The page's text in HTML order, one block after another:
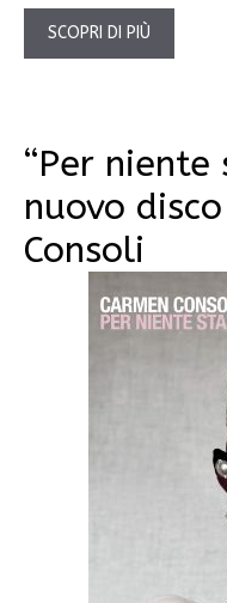
SCOPRI DI PIÙ
“Per niente
nuovo
Consoli